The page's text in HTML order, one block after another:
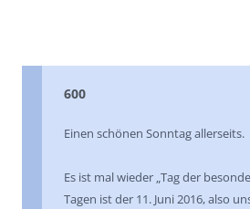
600
Einen schönen Sonntag allerseits.
Es ist mal wieder „Tag der
Tagen ist der 11. Juni 2016, also